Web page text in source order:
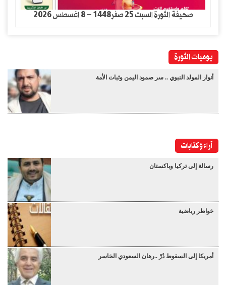
صحيفة الثورة السبت 25 صفر1448 – 8 اغسطس 2026
يوميات الثورة
أنوار المولد النبوي .. سر صمود اليمن وثبات الأمة
آراء وكتابات
رسالة إلى تركيا وباكستان
خواطر رياضية
أمريكا إلى السقوط دُرْ ..رهان السعودي الخاسر